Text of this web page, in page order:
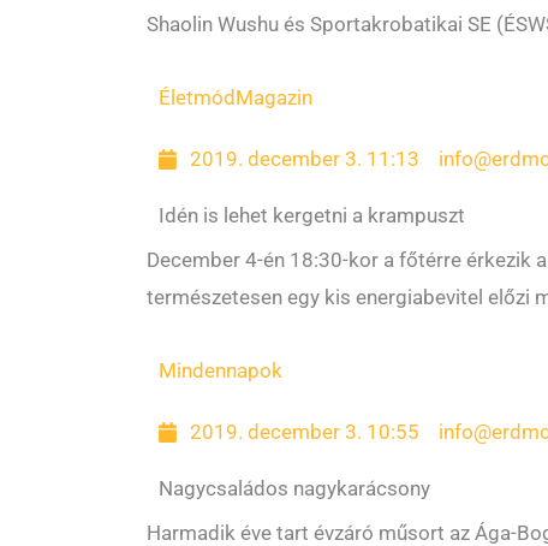
Shaolin Wushu és Sportakrobatikai SE
Életmód Magazin
2019. december 3. 11:13
Idén is lehet kergetni a krampuszt
December 4-én 18:30-kor a főtérre érkezik
természetesen egy kis energiabevitel előzi
Mindennapok
2019. december 3. 10:55
Nagycsaládos nagykarácsony
Harmadik éve tart évzáró műsort az Ága-